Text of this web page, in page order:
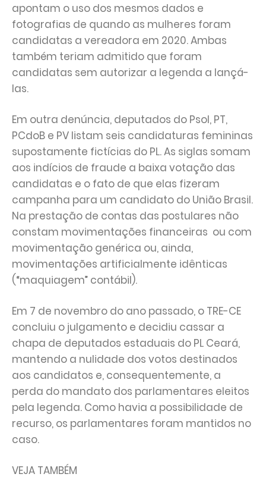
apontam o uso dos mesmos dados e
fotografias de quando as mulheres foram
candidatas a vereadora em 2020. Ambas
também teriam admitido que foram
candidatas sem autorizar a legenda a lançá-
las.
Em outra denúncia, deputados do Psol, PT,
PCdoB e PV listam seis candidaturas femininas
supostamente fictícias do PL. As siglas somam
aos indícios de fraude a baixa votação das
candidatas e o fato de que elas fizeram
campanha para um candidato do União Brasil.
Na prestação de contas das postulares não
constam movimentações financeiras ou com
movimentação genérica ou, ainda,
movimentações artificialmente idênticas
(“maquiagem” contábil).
Em 7 de novembro do ano passado, o TRE-CE
concluiu o julgamento e decidiu cassar a
chapa de deputados estaduais do PL Ceará,
mantendo a nulidade dos votos destinados
aos candidatos e, consequentemente, a
perda do mandato dos parlamentares eleitos
pela legenda. Como havia a possibilidade de
recurso, os parlamentares foram mantidos no
caso.
VEJA TAMBÉM